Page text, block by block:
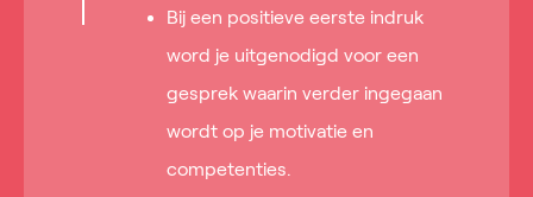
Bij een positieve eerste indruk
word je uitgenodigd voor een
gesprek waarin verder ingegaan
wordt op je motivatie en
competenties.